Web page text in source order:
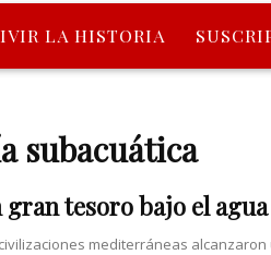
LA HISTORIA
subacuática
gran tesoro bajo el agua
mediterráneas